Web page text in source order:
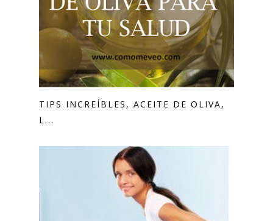
TIPS INCREÍBLES, ACEITE DE OLIVA,
L...